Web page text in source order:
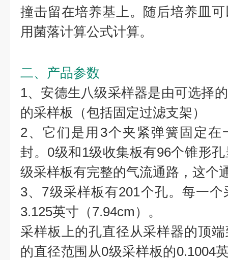
撞击留在培养基上。随后培养皿
用菌落计算公式计算。
二、产品参数
1、安德生八级采样器是由可选择
的采样板（包括固定过滤支架）
2、它们是用3个夹紧弹簧固定
封。0级和1级收集板有96个锥形
级采样板有完整的气流通路，这个
3、7级采样板有201个孔。每一
3.125英寸（7.94cm）。
采样板上的孔直径从采样器的顶
的直径范围从0级采样板的0.1004